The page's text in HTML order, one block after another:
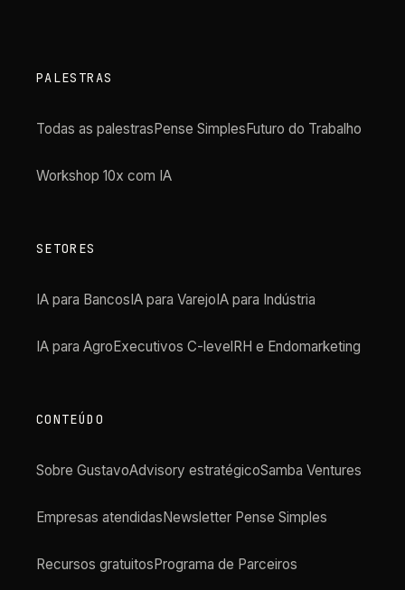
PALESTRAS
Todas as palestrasPense SimplesFuturo do Trabalho
Workshop 10x com IA
SETORES
IA para BancosIA para VarejoIA para Indústria
IA para AgroExecutivos C-levelRH e Endomarketing
CONTEÚDO
Sobre GustavoAdvisory estratégicoSamba Ventures
Empresas atendidasNewsletter Pense Simples
Recursos gratuitosPrograma de Parceiros